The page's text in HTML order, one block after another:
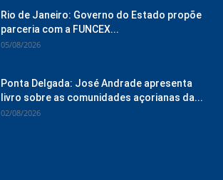
Rio de Janeiro: Governo do Estado propõe
parceria com a FUNCEX...
05/08/2026
Ponta Delgada: José Andrade apresenta
livro sobre as comunidades açorianas da...
02/08/2026